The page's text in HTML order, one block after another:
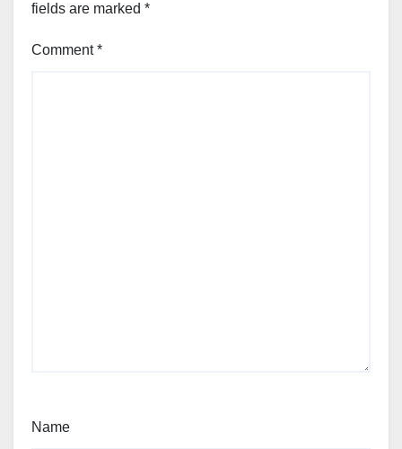
fields are marked *
Comment*
Name